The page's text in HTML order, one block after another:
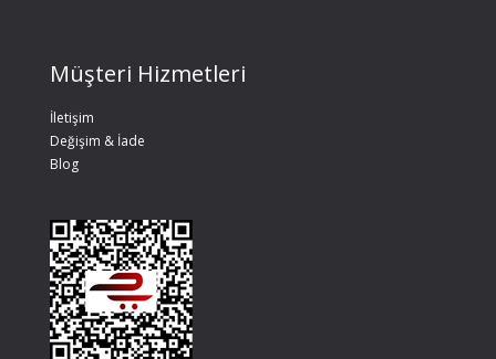
Müşteri Hizmetleri
İletişim
Değişim & İade
Blog